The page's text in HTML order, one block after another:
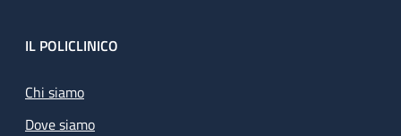
Footer
IL POLICLINICO
Chi siamo
Dove siamo